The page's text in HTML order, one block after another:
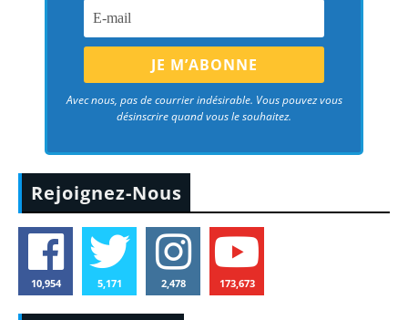
Avec nous, pas de courrier indésirable. Vous pouvez vous
désinscrire quand vous le souhaitez.
Rejoignez-Nous
10,954 5,171 2,478 173,673